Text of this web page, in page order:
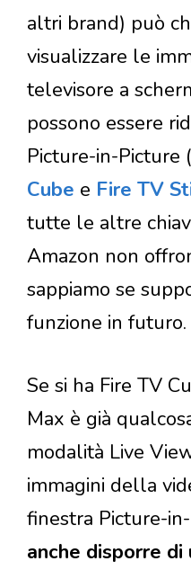
altri brand) può
visualizzare le
televisore a
possono essere
Picture-in-Picture
Cube e Fire TV
tutte le altre
Amazon non
sappiamo se
funzione in futuro.
Se si ha Fire TV
Max è già
modalità Live
immagini della
finestra Picture-
anche disporre di